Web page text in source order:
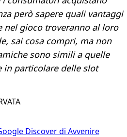
però sapere quali vantaggi
nel gioco troveranno al loro
sai cosa compri, ma non
sono simili a quelle
in particolare delle slot
Discover di Avvenire